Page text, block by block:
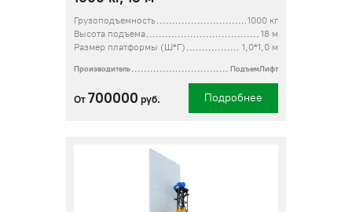
Грузоподъемность
1000 кг
Высота подъема
18 м
Размер платформы (Ш*Г)
1,0*1,0 м
Производитель ПодъемЛифт
От 700000 руб. Подробнее